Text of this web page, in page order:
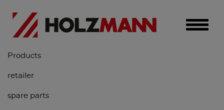
Toggle
Products
retailer
spare parts